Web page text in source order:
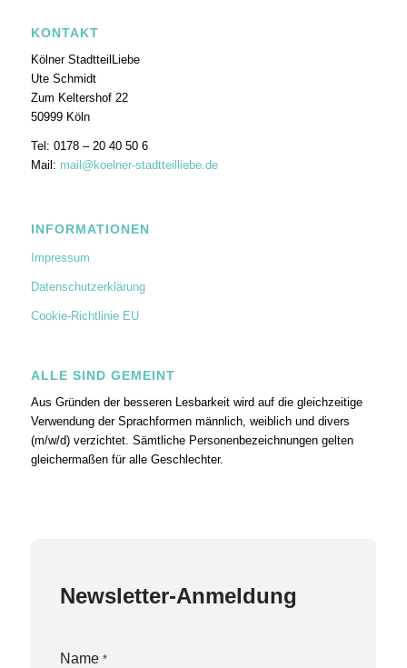
KONTAKT
Kölner StadtteilLiebe
Ute Schmidt
Zum Keltershof 22
50999 Köln
Tel: 0178 – 20 40 50 6
Mail: mail@koelner-stadtteilliebe.de
INFORMATIONEN
Impressum
Datenschutzerklärung
Cookie-Richtlinie EU
ALLE SIND GEMEINT
Aus Gründen der besseren Lesbarkeit wird auf die gleichzeitige
Verwendung der Sprachformen männlich, weiblich und divers
(m/w/d) verzichtet. Sämtliche Personenbezeichnungen gelten
gleichermaßen für alle Geschlechter.
Newsletter-Anmeldung
N
Name *